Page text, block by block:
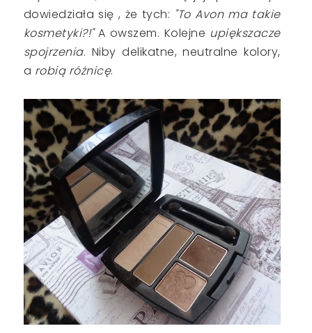
dowiedziała się , że tych: "To Avon ma takie
kosmetyki?!"A owszem. Kolejne upiększacze
spojrzenia. Niby delikatne, neutralne kolory,
a robią różnicę.